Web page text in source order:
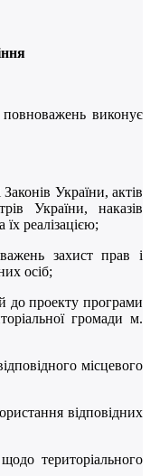
виконує
України, актів
України, наказів
реалізацією;
захист прав і
осіб;
до проекту програми
громади м.
місцевого
відповідних
територіального